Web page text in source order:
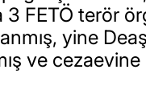
3 FETÖ terör
yine
ve cezaevine